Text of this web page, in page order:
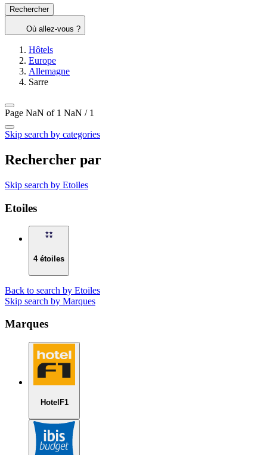
Rechercher
Où allez-vous ?
Hôtels
Europe
Allemagne
Sarre
Page NaN of 1 NaN / 1
Skip search by categories
Rechercher par
Skip search by Etoiles
Etoiles
4 étoiles
Back to search by Etoiles
Skip search by Marques
Marques
HotelF1